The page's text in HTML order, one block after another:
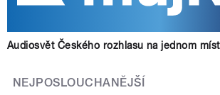
Audiosvět Českého rozhlasu na jednom
NEJPOSLOUCHANĚJŠÍ